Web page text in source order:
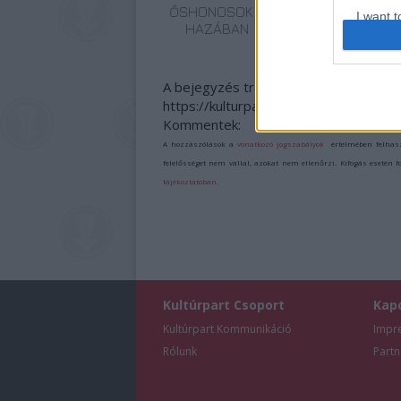
I want
web
I want
I want
ŐSHONOSOK A
HAZÁBAN
A bejegyzés trackback címe:
https://kulturpart.hu/api/trackback/id/
Kommentek:
A hozzászólások avonatkozó jogszabályok értelmében
felelősséget nem vállal, azokat nem ellenőrzi. Kifogás esetén
tájékoztatóban
Kultúrpart Csoport
Kultúrpart Kommunikáció
Rólunk